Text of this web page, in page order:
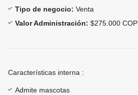
Tipo de negocio: Venta
Valor Administración: $275.000 COP
Características interna :
Admite mascotas